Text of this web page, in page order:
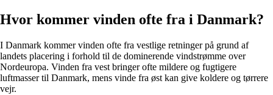
Hvor kommer vinden ofte fra i Danmark?
I Danmark kommer vinden ofte fra vestlige retninger på grund af
landets placering i forhold til de dominerende vindstrømme over
Nordeuropa. Vinden fra vest bringer ofte mildere og fugtigere
luftmasser til Danmark, mens vinde fra øst kan give koldere og tørrere
vejr.